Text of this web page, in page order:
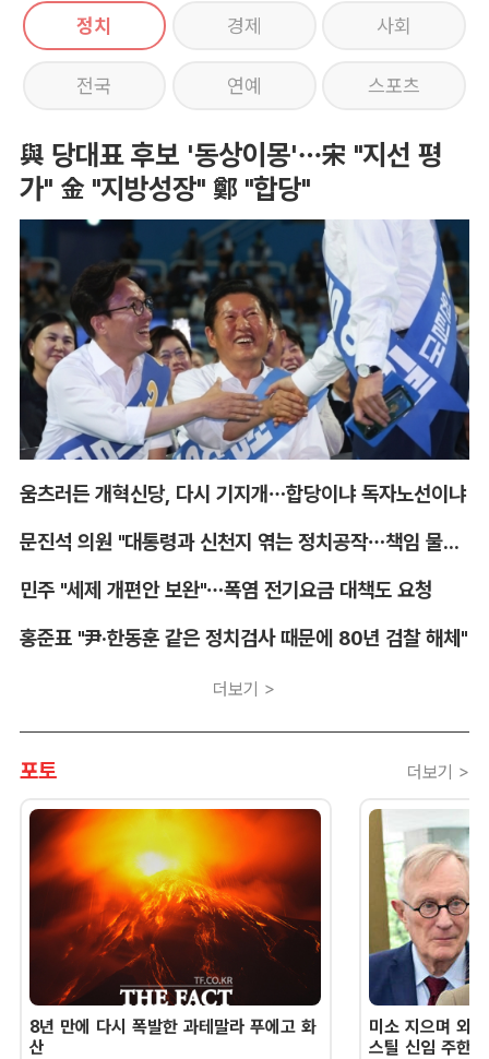
정치 경제 사회
전국 연예 스포츠
與 당대표 후보 '동상이몽'…宋 "지선 평
가" 金 "지방성장" 鄭 "합당"
움츠러든 개혁신당, 다시 기지개…합당이냐 독자노선이냐
문진석 의원 "대통령과 신천지 엮는 정치공작…책임 물어야"
민주 "세제 개편안 보완"…폭염 전기요금 대책도 요청
홍준표 "尹·한동훈 같은 정치검사 때문에 80년 검찰 해체"
더보기 >
포토 더보기 >
8년 만에 다시 폭발한 과테말라 푸에고 화
산
미소 지으며 외
스틸 신임 주한